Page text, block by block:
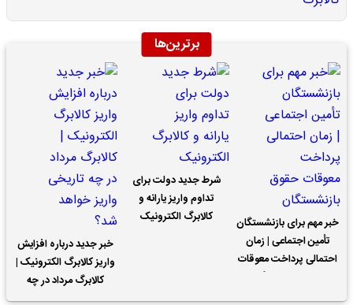
برترین‌ها
خبر مهم برای بازنشستگان
تأمین اجتماعی | زمان
احتمالی پرداخت معوقات
شرط جدید دولت برای
تداوم واریز یارانه و
کالابرگ الکترونیک
خبر جدید درباره افزایش
واریز کالابرگ الکترونیک |
کالابرگ مرداد در چه
تاریخی واریز خواهد شد؟